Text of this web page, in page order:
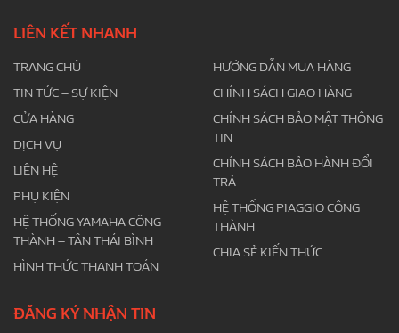
LIÊN KẾT NHANH
TRANG CHỦ
TIN TỨC – SỰ KIỆN
CỬA HÀNG
DỊCH VỤ
LIÊN HỆ
PHỤ KIỆN
HỆ THỐNG YAMAHA CÔNG
THÀNH – TÂN THÁI BÌNH
HÌNH THỨC THANH TOÁN
HƯỚNG DẪN MUA HÀNG
CHÍNH SÁCH GIAO HÀNG
CHÍNH SÁCH BẢO MẬT THÔNG
TIN
CHÍNH SÁCH BẢO HÀNH ĐỔI
TRẢ
HỆ THỐNG PIAGGIO CÔNG
THÀNH
CHIA SẺ KIẾN THỨC
ĐĂNG KÝ NHẬN TIN